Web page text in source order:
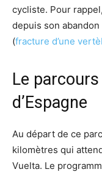
cycliste. Pour
depuis son
(fracture d’une
Le
d’Espagne
Au départ de ce
kilomètres qui
Vuelta. Le